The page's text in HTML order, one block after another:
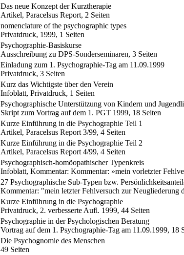
Das neue Konzept der Kurztherapie
Artikel, Paracelsus Report, 2 Seiten
nomenclature of the psychographic types
Privatdruck, 1999, 1 Seiten
Psychographie-Basiskurse
Ausschreibung zu DPS-Sonderseminaren, 3 Seiten
Einladung zum 1. Psychographie-Tag am 11.09.1999
Privatdruck, 3 Seiten
Kurz das Wichtigste über den Verein
Infoblatt, Privatdruck, 1 Seiten
Psychographische Unterstützung von Kindern und
Skript zum Vortrag auf dem 1. PGT 1999, 18 Seiten
Kurze Einführung in die Psychographie Teil 1
Artikel, Paracelsus Report 3/99, 4 Seiten
Kurze Einführung in die Psychographie Teil 2
Artikel, Paracelsus Report 4/99, 4 Seiten
Psychographisch-homöopathischer Typenkreis
Infoblatt, Kommentar: Kommentar: »mein vorletzter
27 Psychographische Sub-Typen bzw.
Kommentar: "mein letzter Fehlversuch zur
Kurze Einführung in die Psychographie
Privatdruck, 2. verbesserte Aufl. 1999, 44 Seiten
Psychographie in der Psychologischen Beratung
Vortrag auf dem 1. Psychographie-Tag am 11.09.1999, 18
Die Psychognomie des Menschen
49 Seiten